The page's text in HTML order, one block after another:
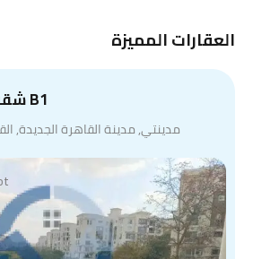
العقارات المميزة
شقة للإيجار بمدينتي B1
مدينتي, مدينة القاهرة الجديدة, القاهرة,